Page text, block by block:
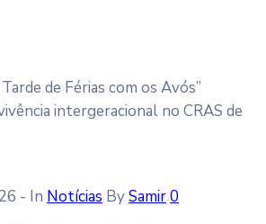
de Férias com os Avós”
intergeracional no CRAS de
- In Notícias BySamir0